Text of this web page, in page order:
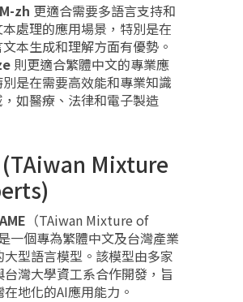
zh 更適合需要多語言支持和
處理的應用場景，特別是在
本生成和理解方面有優勢。
則更適合繁體中文的專業應
是在需要高效能和專業知識
如醫療、法律和電子製造
(TAiwan Mixture
（TAiwan Mixture of
一個專為繁體中文及台灣產業
大型語言模型。該模型由多家
灣大學資工系合作開發，旨
地化的AI應用能力。